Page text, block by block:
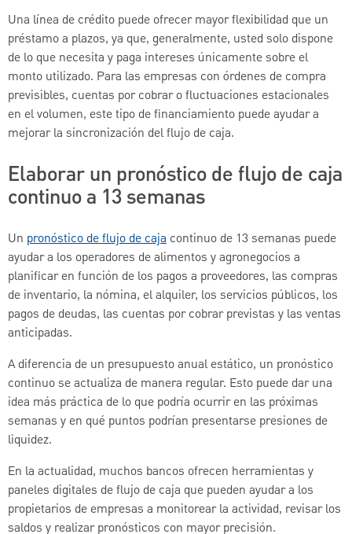
Una línea de crédito puede ofrecer mayor flexibilidad que un
préstamo a plazos, ya que, generalmente, usted solo dispone
de lo que necesita y paga intereses únicamente sobre el
monto utilizado. Para las empresas con órdenes de compra
previsibles, cuentas por cobrar o fluctuaciones estacionales
en el volumen, este tipo de financiamiento puede ayudar a
mejorar la sincronización del flujo de caja.
Elaborar un pronóstico de flujo de caja
continuo a 13 semanas
Un pronóstico de flujo de caja continuo de 13 semanas puede
ayudar a los operadores de alimentos y agronegocios a
planificar en función de los pagos a proveedores, las compras
de inventario, la nómina, el alquiler, los servicios públicos, los
pagos de deudas, las cuentas por cobrar previstas y las ventas
anticipadas.
A diferencia de un presupuesto anual estático, un pronóstico
continuo se actualiza de manera regular. Esto puede dar una
idea más práctica de lo que podría ocurrir en las próximas
semanas y en qué puntos podrían presentarse presiones de
liquidez.
En la actualidad, muchos bancos ofrecen herramientas y
paneles digitales de flujo de caja que pueden ayudar a los
propietarios de empresas a monitorear la actividad, revisar los
saldos y realizar pronósticos con mayor precisión.